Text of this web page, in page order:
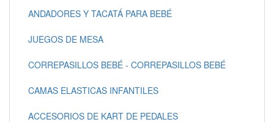
ANDADORES Y TACATÁ PARA BEBÉ
JUEGOS DE MESA
CORREPASILLOS BEBÉ - CORREPASILLOS BEBÉ
CAMAS ELASTICAS INFANTILES
ACCESORIOS DE KART DE PEDALES